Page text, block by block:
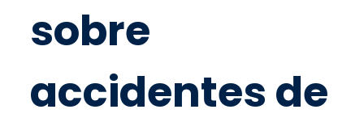
sobre
accidentes de